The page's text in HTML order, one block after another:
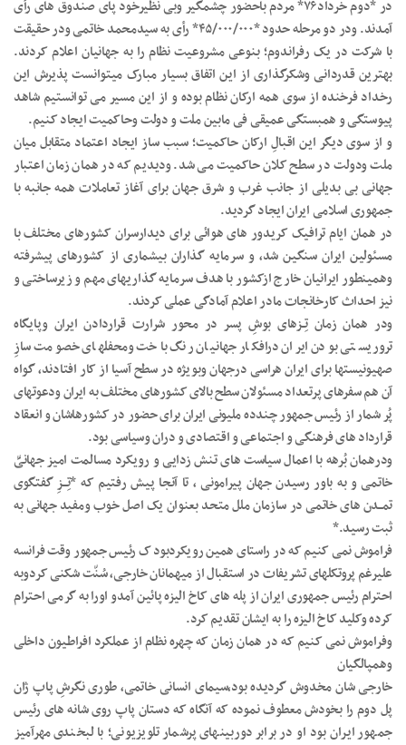
در *دوم خرداد۷۶* مردم باحضور چشمگیر وبی نظیرخود پای صندوق های رأی
آمدند. ودر دو مرحله حدود *۴۵/۰۰۰/۰۰۰* رأی به سیدمحمد خاتمی ودر حقیقت
با شرکت در یک رفراندوم؛ بنوعی مشروعیت نظام را به جهانیان اعلام کردند.
بهترین قدردانی و‌شکرگذاری از این اتفاق بسیار مبارک میتوانست پذیرش این
رخداد فرخنده از سوی همه ارکان نظام بوده و از این مسیر می توانستیم شاهد
پیوستگی و همبستگی عمیقی فی مابین ملت و دولت وحاکمیت ایجاد کنیم.
و از سوی دیگر این اقبالِ ارکان حاکمیت؛ سبب ساز ایجاد اعتماد متقابل میان
ملت ودولت در سطح کلان حاکمیت می شد. ودیدیم که در همان زمان اعتبار
جهانی بی بدیلی از جانب غرب و شرق جهان برای آغاز تعاملات همه جانبه با
جمهوری اسلامی ایران ایجاد گردید.
در همان ایام ترافیک کریدور های هوائی برای دیدارسران کشورهای مختلف با
مسئولین ایران سنگین شد، و سرمایه گذاران بیشماری از کشورهای پیشرفته
وهمینطور ایرانیان خارج ازکشور با هدف سرمایه گذاریهای مهم و زیرساختی و
نیز احداث کارخانجات مادر اعلام آمادگی عملی کردند.
ودر همان زمان تِــزهای بوشِ پسر در محور شرارت قراردادن ایران وپایگاه
تروریستی بودن ایران درافکار جهانیان رنگ باخت ومحفلهای خصومت سازِ
صهیونیستها برای ایران هراسی درجهان وبویژه در سطح آسیا از کار افتادند، گواه
آن هم سفرهای پرتعداد مسئولان سطح بالای کشورهای مختلف به ایران ودعوتهای
پُر شمار از رئیس جمهور چندده ملیونی ایران برای حضور در کشورهاشان و انعقاد
قرارداد های فرهنگی و اجتماعی و اقتصادی و دران وسیاسی بود.
ودرهمان بُرهه با اعمال سیاست های تنش زدایی و رویکرد مسالمت امیز جهانیِّ
خاتمی و به باور رسیدن جهان پیرامونی ، تا آنجا پیش رفتیم که *تِـــزِ گفتگوی
تمــدن های خاتمی در سازمان ملل متحد بعنوان یک اصل خوب ومفید جهانی به
ثبت رسید.*
فراموش نمی کنیم که در راستای همین رویکردبود ک رئیس جمهور وقت فرانسه
علیرغم پروتکلهای تشریفات در استقبال از میهمانان خارجی، سُنّت شکنی کردوبه
احترام رئیس جمهوری ایران از پله های کاخ الیزه پائین آمدو اورا به گرمی احترام
کرده وکلید کاخ الیزه را به ایشان تقدیم کرد.
وفراموش نمی کنیم که در همان زمان که چهره نظام از عملکرد افراطیون داخلی
وهمپالگیان
خارجی شان مخدوش گردیده بود،سیمای انسانی خاتمی، طوری نگرشِ پاپ ژان
پل دوم را بخودش معطوف نموده که آنگاه که دستان پاپ روی شانه های رئیس
جمهور ایران بود او در برابر دوربینهای پرشمار تلویزیونی؛ با لبخندی مهرآمیز